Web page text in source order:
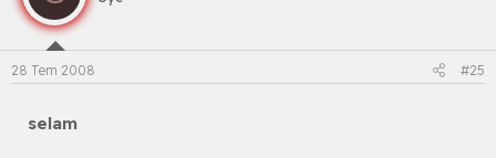
28 Tem 2008 #25
selam